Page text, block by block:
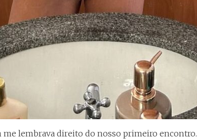
me lembrava direito do nosso primeiro encontro.